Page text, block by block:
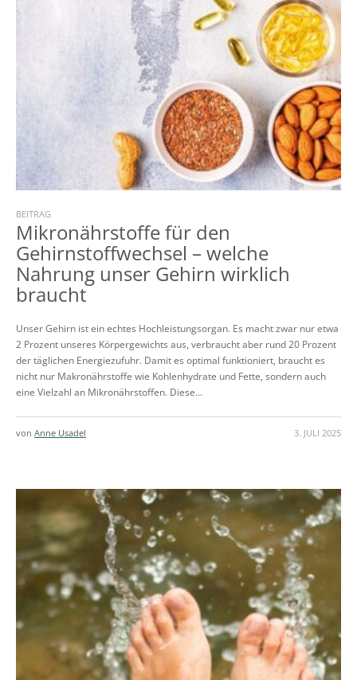
BEITRAG
Mikronährstoffe für den
Gehirnstoffwechsel – welche
Nahrung unser Gehirn wirklich
braucht
Unser Gehirn ist ein echtes Hochleistungsorgan. Es macht zwar nur etwa
2 Prozent unseres Körpergewichts aus, verbraucht aber rund 20 Prozent
der täglichen Energiezufuhr. Damit es optimal funktioniert, braucht es
nicht nur Makronährstoffe wie Kohlenhydrate und Fette, sondern auch
eine Vielzahl an Mikronährstoffen. Diese...
3. JULI 2025
von Anne Usadel